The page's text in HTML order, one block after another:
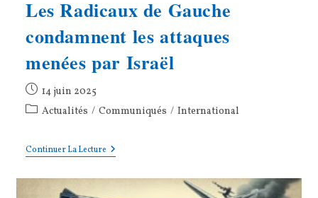
Les Radicaux de Gauche
condamnent les attaques
menées par Israël
Publication
publiée :
14 juin 2025
PostActualités / Communiqués / International
Continuer La LectureLes
Radicaux
Gauche